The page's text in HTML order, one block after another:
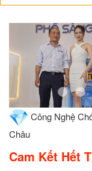
Công Nghệ
Châu
Cam Kết Hết